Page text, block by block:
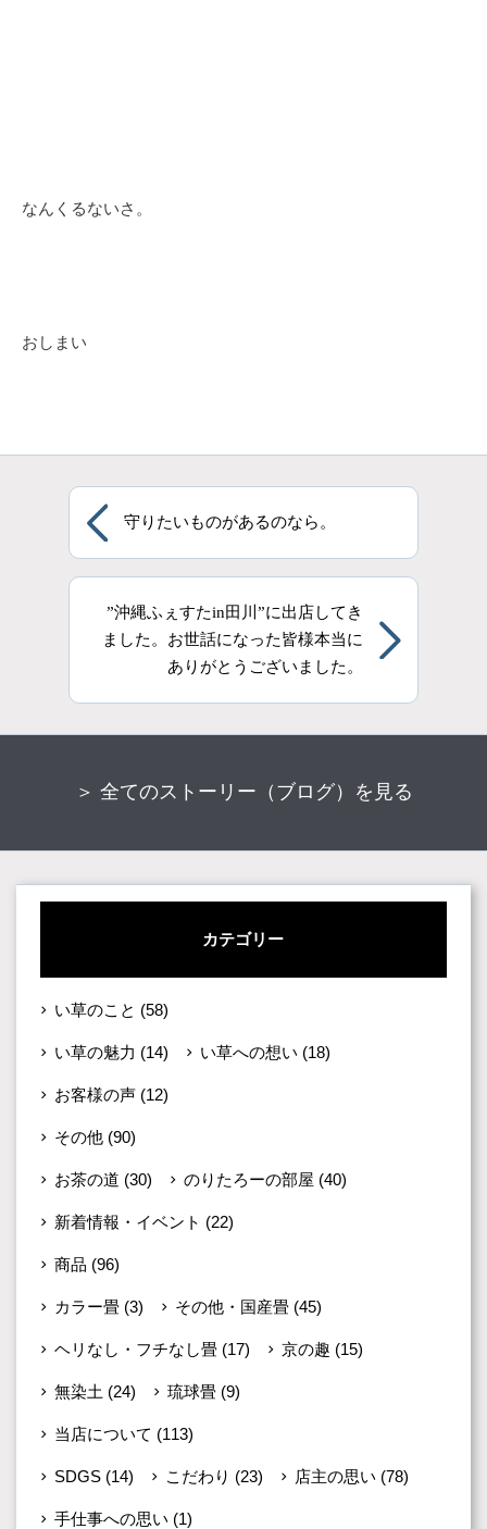
なんくるないさ。
おしまい
守りたいものがあるのなら。
”沖縄ふぇすたin田川”に出店してき
ました。お世話になった皆様本当に
ありがとうございました。
＞ 全てのストーリー（ブログ）を見る
カテゴリー
い草のこと (58)
い草の魅力 (14) い草への想い (18)
お客様の声 (12)
その他 (90)
お茶の道 (30) のりたろーの部屋 (40)
新着情報・イベント (22)
商品 (96)
カラー畳 (3) その他・国産畳 (45)
ヘリなし・フチなし畳 (17) 京の趣 (15)
無染土 (24) 琉球畳 (9)
当店について (113)
SDGS (14) こだわり (23) 店主の思い (78)
手仕事への思い (1)